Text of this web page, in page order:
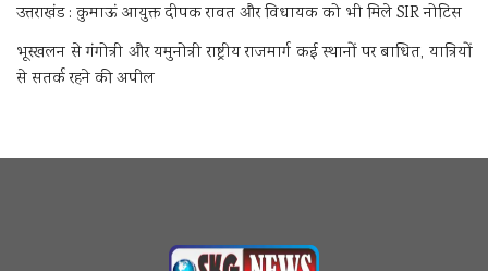
उत्तराखंड : कुमाऊं आयुक्त दीपक रावत और विधायक को भी मिले SIR नोटिस
भूस्खलन से गंगोत्री और यमुनोत्री राष्ट्रीय राजमार्ग कई स्थानों पर बाधित, यात्रियों
से सतर्क रहने की अपील